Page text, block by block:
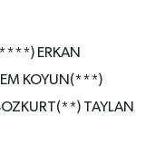
ERKAN
KOYUN(***)
TAYLAN